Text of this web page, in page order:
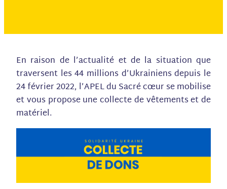
En raison de l’actualité et de la situation que
traversent les 44 millions d’Ukrainiens depuis le
24 février 2022, l’APEL du Sacré cœur se mobilise
et vous propose une collecte de vêtements et de
matériel.